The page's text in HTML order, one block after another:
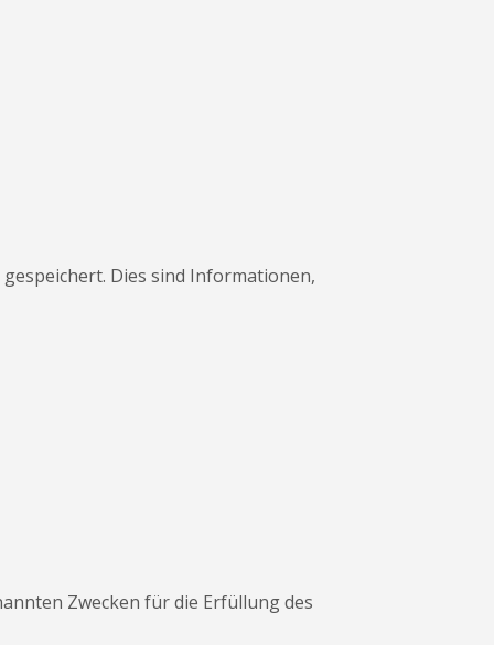
Dies sind Informationen,
Zwecken für die Erfüllung des